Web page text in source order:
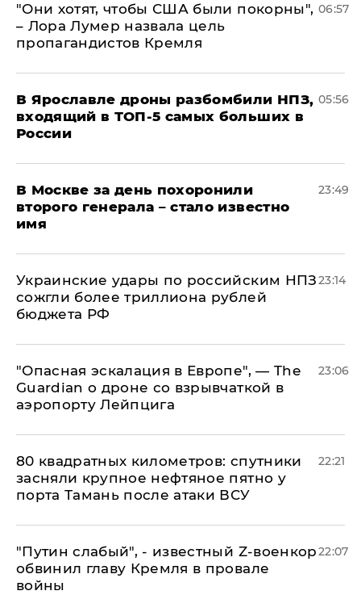
"Они хотят, чтобы США были покорны",
– Лора Лумер назвала цель
пропагандистов Кремля
06:57
В Ярославле дроны разбомбили НПЗ,
входящий в ТОП-5 самых больших в
России
05:56
В Москве за день похоронили
второго генерала – стало известно
имя
23:49
Украинские удары по российским НПЗ
сожгли более триллиона рублей
бюджета РФ
23:14
"Опасная эскалация в Европе", — The
Guardian о дроне со взрывчаткой в
аэропорту Лейпцига
23:06
80 квадратных километров: спутники
засняли крупное нефтяное пятно у
порта Тамань после атаки ВСУ
22:21
​"Путин слабый", - известный Z-военкор
обвинил главу Кремля в провале
войны
22:07